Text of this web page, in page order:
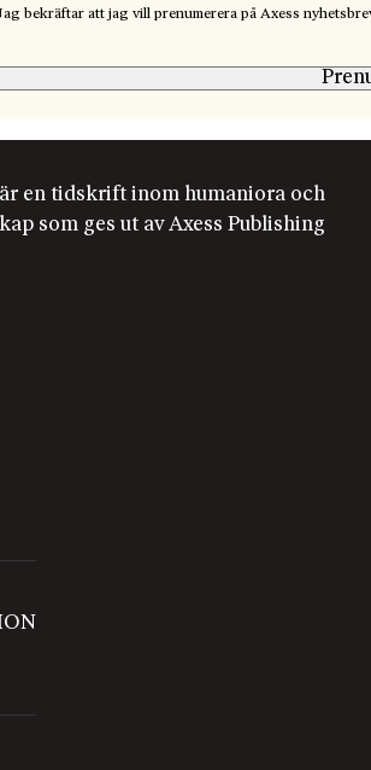
bekräftar att jag vill prenumerera på Axess
en tidskrift inom humaniora och
som ges ut av Axess Publishing